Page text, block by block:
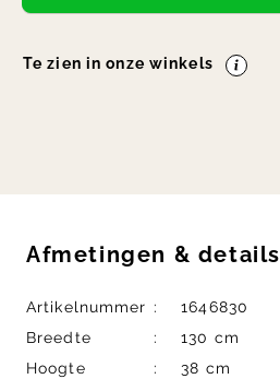
Te zien in onze winkels
Afmetingen & details
Artikelnummer
1646830
Breedte
130 cm
Hoogte
38 cm